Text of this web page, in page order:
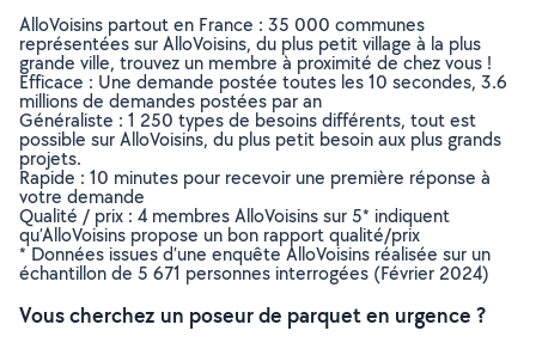
AlloVoisins partout en France : 35 000 communes
représentées sur AlloVoisins, du plus petit village à la plus
grande ville, trouvez un membre à proximité de chez vous !
Efficace : Une demande postée toutes les 10 secondes, 3.6
millions de demandes postées par an
Généraliste : 1 250 types de besoins différents, tout est
possible sur AlloVoisins, du plus petit besoin aux plus grands
projets.
Rapide : 10 minutes pour recevoir une première réponse à
votre demande
Qualité / prix : 4 membres AlloVoisins sur 5* indiquent
qu’AlloVoisins propose un bon rapport qualité/prix
* Données issues d’une enquête AlloVoisins réalisée sur un
échantillon de 5 671 personnes interrogées (Février 2024)
Vous cherchez un poseur de parquet en urgence ?